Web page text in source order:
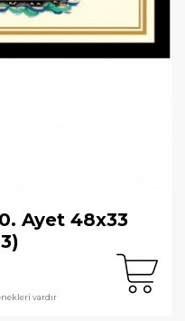
Ayet 48x33
vardır